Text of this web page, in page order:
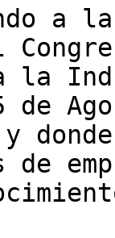
a
la
y